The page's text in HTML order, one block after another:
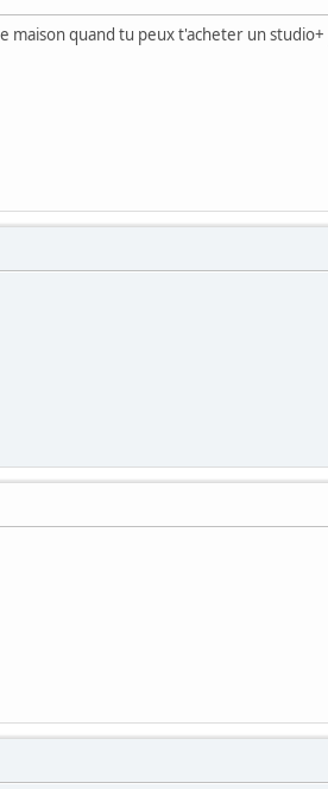
maison quand tu peux t'acheter un studio+